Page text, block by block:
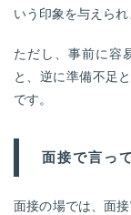
いう印象を与えられ
ただし、事前に容
と、逆に準備不足
です。
面接で言っ
面接の場では、面